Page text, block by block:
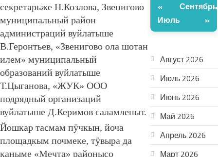
секретарьже Н.Козлова, Звенигово
муниципальный район
администраций вуйлатыше
В.Геронтьев, «Звенигово ола шотан
илем» муниципальный
образований вуйлатыше
Т.Цыганова, «ЖУК» ООО
подрядный организаций
вуйлатыше Д.Керимов саламленыт.
Йошкар тасмам пӱчкын, йоча
площадкым почмеке, тӱвыра да
каныме «Мечта» районысо
«
Июль
Сентябрь
»
Август 2026
Июль 2026
Июнь 2026
Май 2026
Апрель 2026
Март 2026